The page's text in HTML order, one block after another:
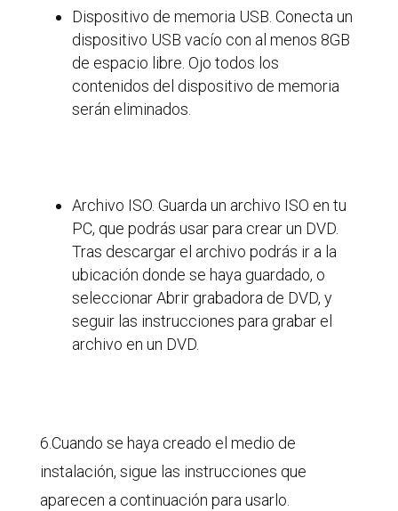
Dispositivo de memoria USB. Conecta un
dispositivo USB vacío con al menos 8GB
de espacio libre. Ojo todos los
contenidos del dispositivo de memoria
serán eliminados.
Archivo ISO. Guarda un archivo ISO en tu
PC, que podrás usar para crear un DVD.
Tras descargar el archivo podrás ir a la
ubicación donde se haya guardado, o
seleccionar Abrir grabadora de DVD, y
seguir las instrucciones para grabar el
archivo en un DVD.
6.Cuando se haya creado el medio de
instalación, sigue las instrucciones que
aparecen a continuación para usarlo.